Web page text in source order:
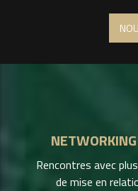
Rencontres avec
de mise en